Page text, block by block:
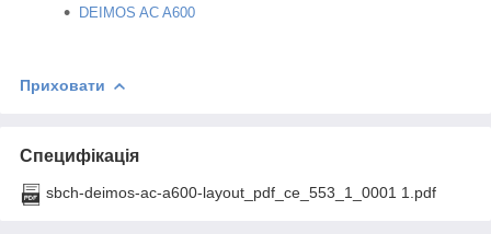
DEIMOS AC A600
Приховати
Специфікація
sbch-deimos-ac-a600-layout_pdf_ce_553_1_0001 1.pdf